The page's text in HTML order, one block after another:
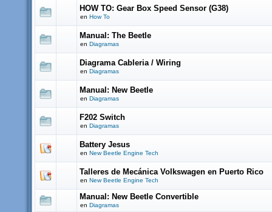
HOW TO: Gear Box Speed Sensor (G38)
en How To
Manual: The Beetle
en Diagramas
Diagrama Cableria / Wiring
en Diagramas
Manual: New Beetle
en Diagramas
F202 Switch
en Diagramas
Battery Jesus
en New Beetle Engine Tech
Talleres de Mecánica Volkswagen en Puerto Rico
en New Beetle Engine Tech
Manual: New Beetle Convertible
en Diagramas